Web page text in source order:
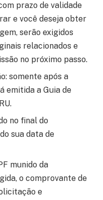
prazo de validade
e você deseja obter
serão exigidos
relacionados e
no próximo passo.
somente após a
emitida a Guia de
no final do
sua data de
munido da
o comprovante de
e